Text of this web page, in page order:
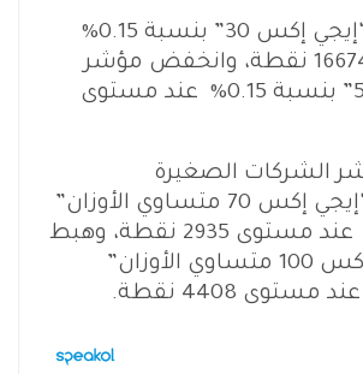
وهبط مؤشر “إيجي إكس 30” بنسبة 0.15%
عند مستوى 16674 نقطة، وانخفض مؤشر
“إيجي إكس 50” بنسبة 0.15% عند مستوى
الشركات الصغيرة
والمتوسطة “إيجي إكس 70 متساوي الأوزان”
بنسبة 0.33% عند مستوى 2935 نقطة، وهبط
مؤشر “إيجي إكس 100 متساوي الأوزان”